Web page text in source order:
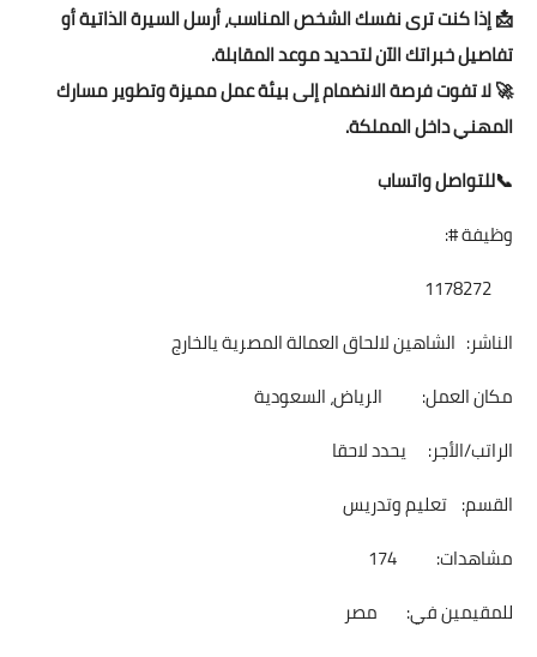
📩 إذا كنت ترى نفسك الشخص المناسب، أرسل السيرة الذاتية أو
تفاصيل خبراتك الآن لتحديد موعد المقابلة.
🚀 لا تفوت فرصة الانضمام إلى بيئة عمل مميزة وتطوير مسارك
المهني داخل المملكة.
📞للتواصل واتساب
وظيفة #:
الناشر: الشاهين لالحاق العمالة المصرية يالخارج
مكان العمل: الرياض، السعودية
الراتب/الأجر: يحدد لاحقا
القسم: تعليم وتدريس
مشاهدات: 174
للمقيمين في: مصر